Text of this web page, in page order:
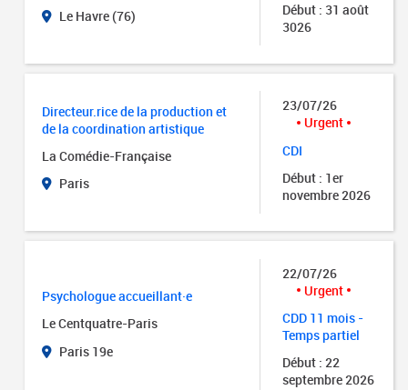
Le Havre (76)
Début : 31 août
3026
Directeur.rice de la production et
de la coordination artistique
La Comédie-Française
Paris
23/07/26
Urgent
CDI
Début : 1er
novembre 2026
Psychologue accueillant·e
Le Centquatre-Paris
Paris 19e
22/07/26
Urgent
CDD 11 mois -
Temps partiel
Début : 22
septembre 2026